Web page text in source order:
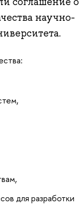
научно-
для разработки